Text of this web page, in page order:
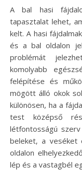
A bal hasi fájdalom sok ember számára ismerős
tapasztalat lehet,
kelt. A hasi
és a bal oldalon
problémát
komolyabb
felépítése és
mögött álló okok
különösen, ha a
test középső
létfontosságú
beleket, a veséket
oldalon
lép és a vastagbél